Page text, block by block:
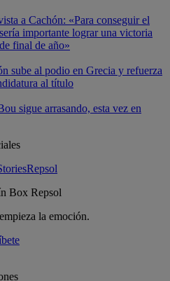
a Cachón: «Para conseguir el
importante lograr una victoria
final de año»
sube al podio en Grecia y refuerza
al título
sigue arrasando, esta vez en
Box Repsol
la emoción.